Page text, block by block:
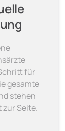
für
gesamte
stehen
zur Seite.